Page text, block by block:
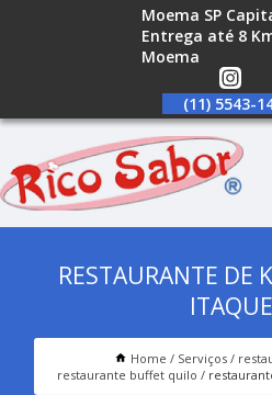
Moema SP
Entrega até 8
Moema
(11) 5543-
RESTAURANTE DE
Home Serviços
restaurante buffet quilo